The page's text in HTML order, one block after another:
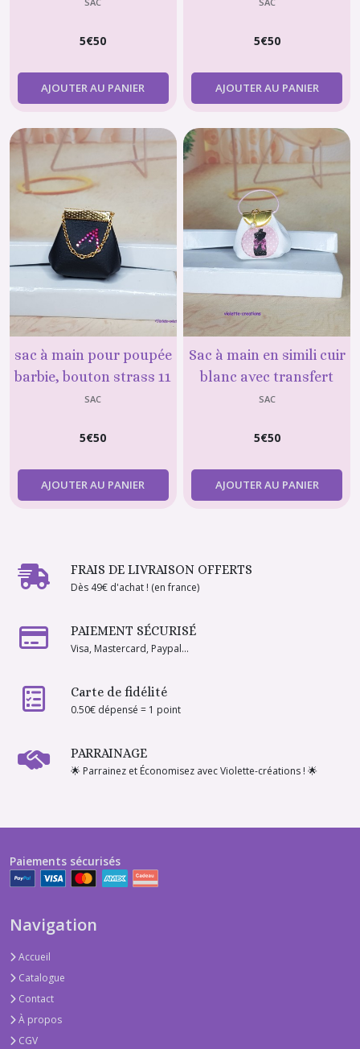
5€50
AJOUTER AU PANIER
5€50
AJOUTER AU PANIER
sac à main pour poupée
barbie, bouton strass 11
SAC
5€50
AJOUTER AU PANIER
Sac à main en simili cuir
blanc avec transfert
pour poupée Barbie 4
SAC
5€50
AJOUTER AU PANIER
FRAIS DE LIVRAISON OFFERTS
Dès 49€ d'achat ! (en france)
PAIEMENT SÉCURISÉ
Visa, Mastercard, Paypal...
Carte de fidélité
0.50€ dépensé = 1 point
PARRAINAGE
🌟 Parrainez et Économisez avec Violette-créations ! 🌟
Paiements sécurisés
Navigation
Accueil
Catalogue
Contact
À propos
CGV